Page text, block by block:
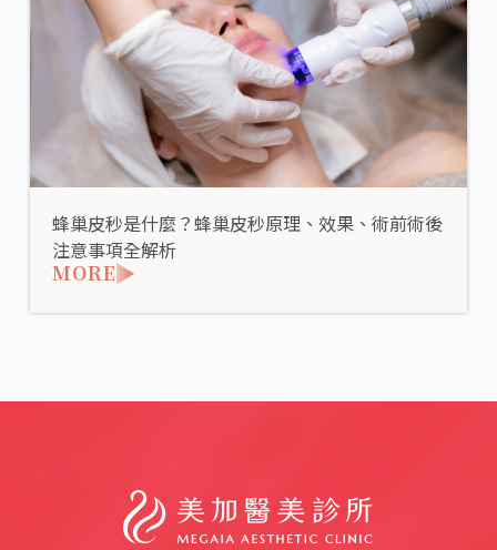
蜂巢皮秒是什麼？蜂巢皮秒原理、效果、術前術後
注意事項全解析
MORE